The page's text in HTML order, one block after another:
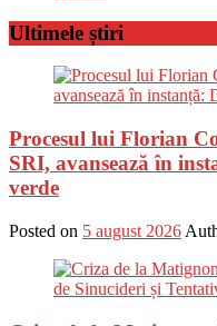
Ultimele știri
Procesul lui Florian
SRI, avansează în
verde
Posted on 5 august 2026